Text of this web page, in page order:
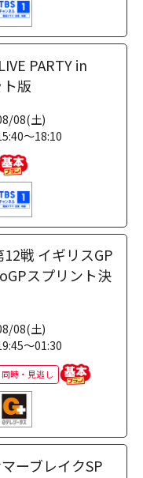
PARTY in
版
08(土)
～18:10
戦 イギリスGP
スプリント決
08(土)
～01:30
同時・見逃し
ーブレイクSP